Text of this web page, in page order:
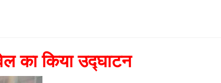
का किया उद्घाटन